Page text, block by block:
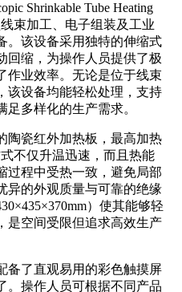
Shrinkable Tube Heating
束加工、电子组装及工业
。该设备采用独特的伸缩式
回缩，为操作人员提供了极
作业效率。无论是位于线束
该设备均能轻松处理，支持
多样化的生产需求。
陶瓷红外加热板，最高加热
不仅升温迅速，而且热能
过程中受热一致，避免局部
异的外观质量与可靠的绝缘
）使其能够轻
是空间受限但追求高效生产
备了直观易用的彩色触摸屏
。操作人员可根据不同产品